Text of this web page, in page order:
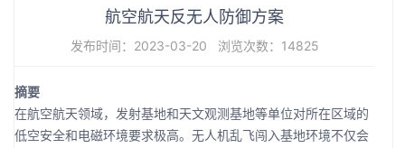
航空航天反无人防御方案
发布时间：2023-03-20 浏览次数：14825
摘要
在航空航天领域，发射基地和天文观测基地等单位对所在区域的
低空安全和电磁环境要求极高。无人机乱飞闯入基地环境不仅会